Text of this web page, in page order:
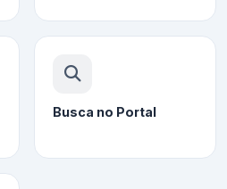
Busca no Portal